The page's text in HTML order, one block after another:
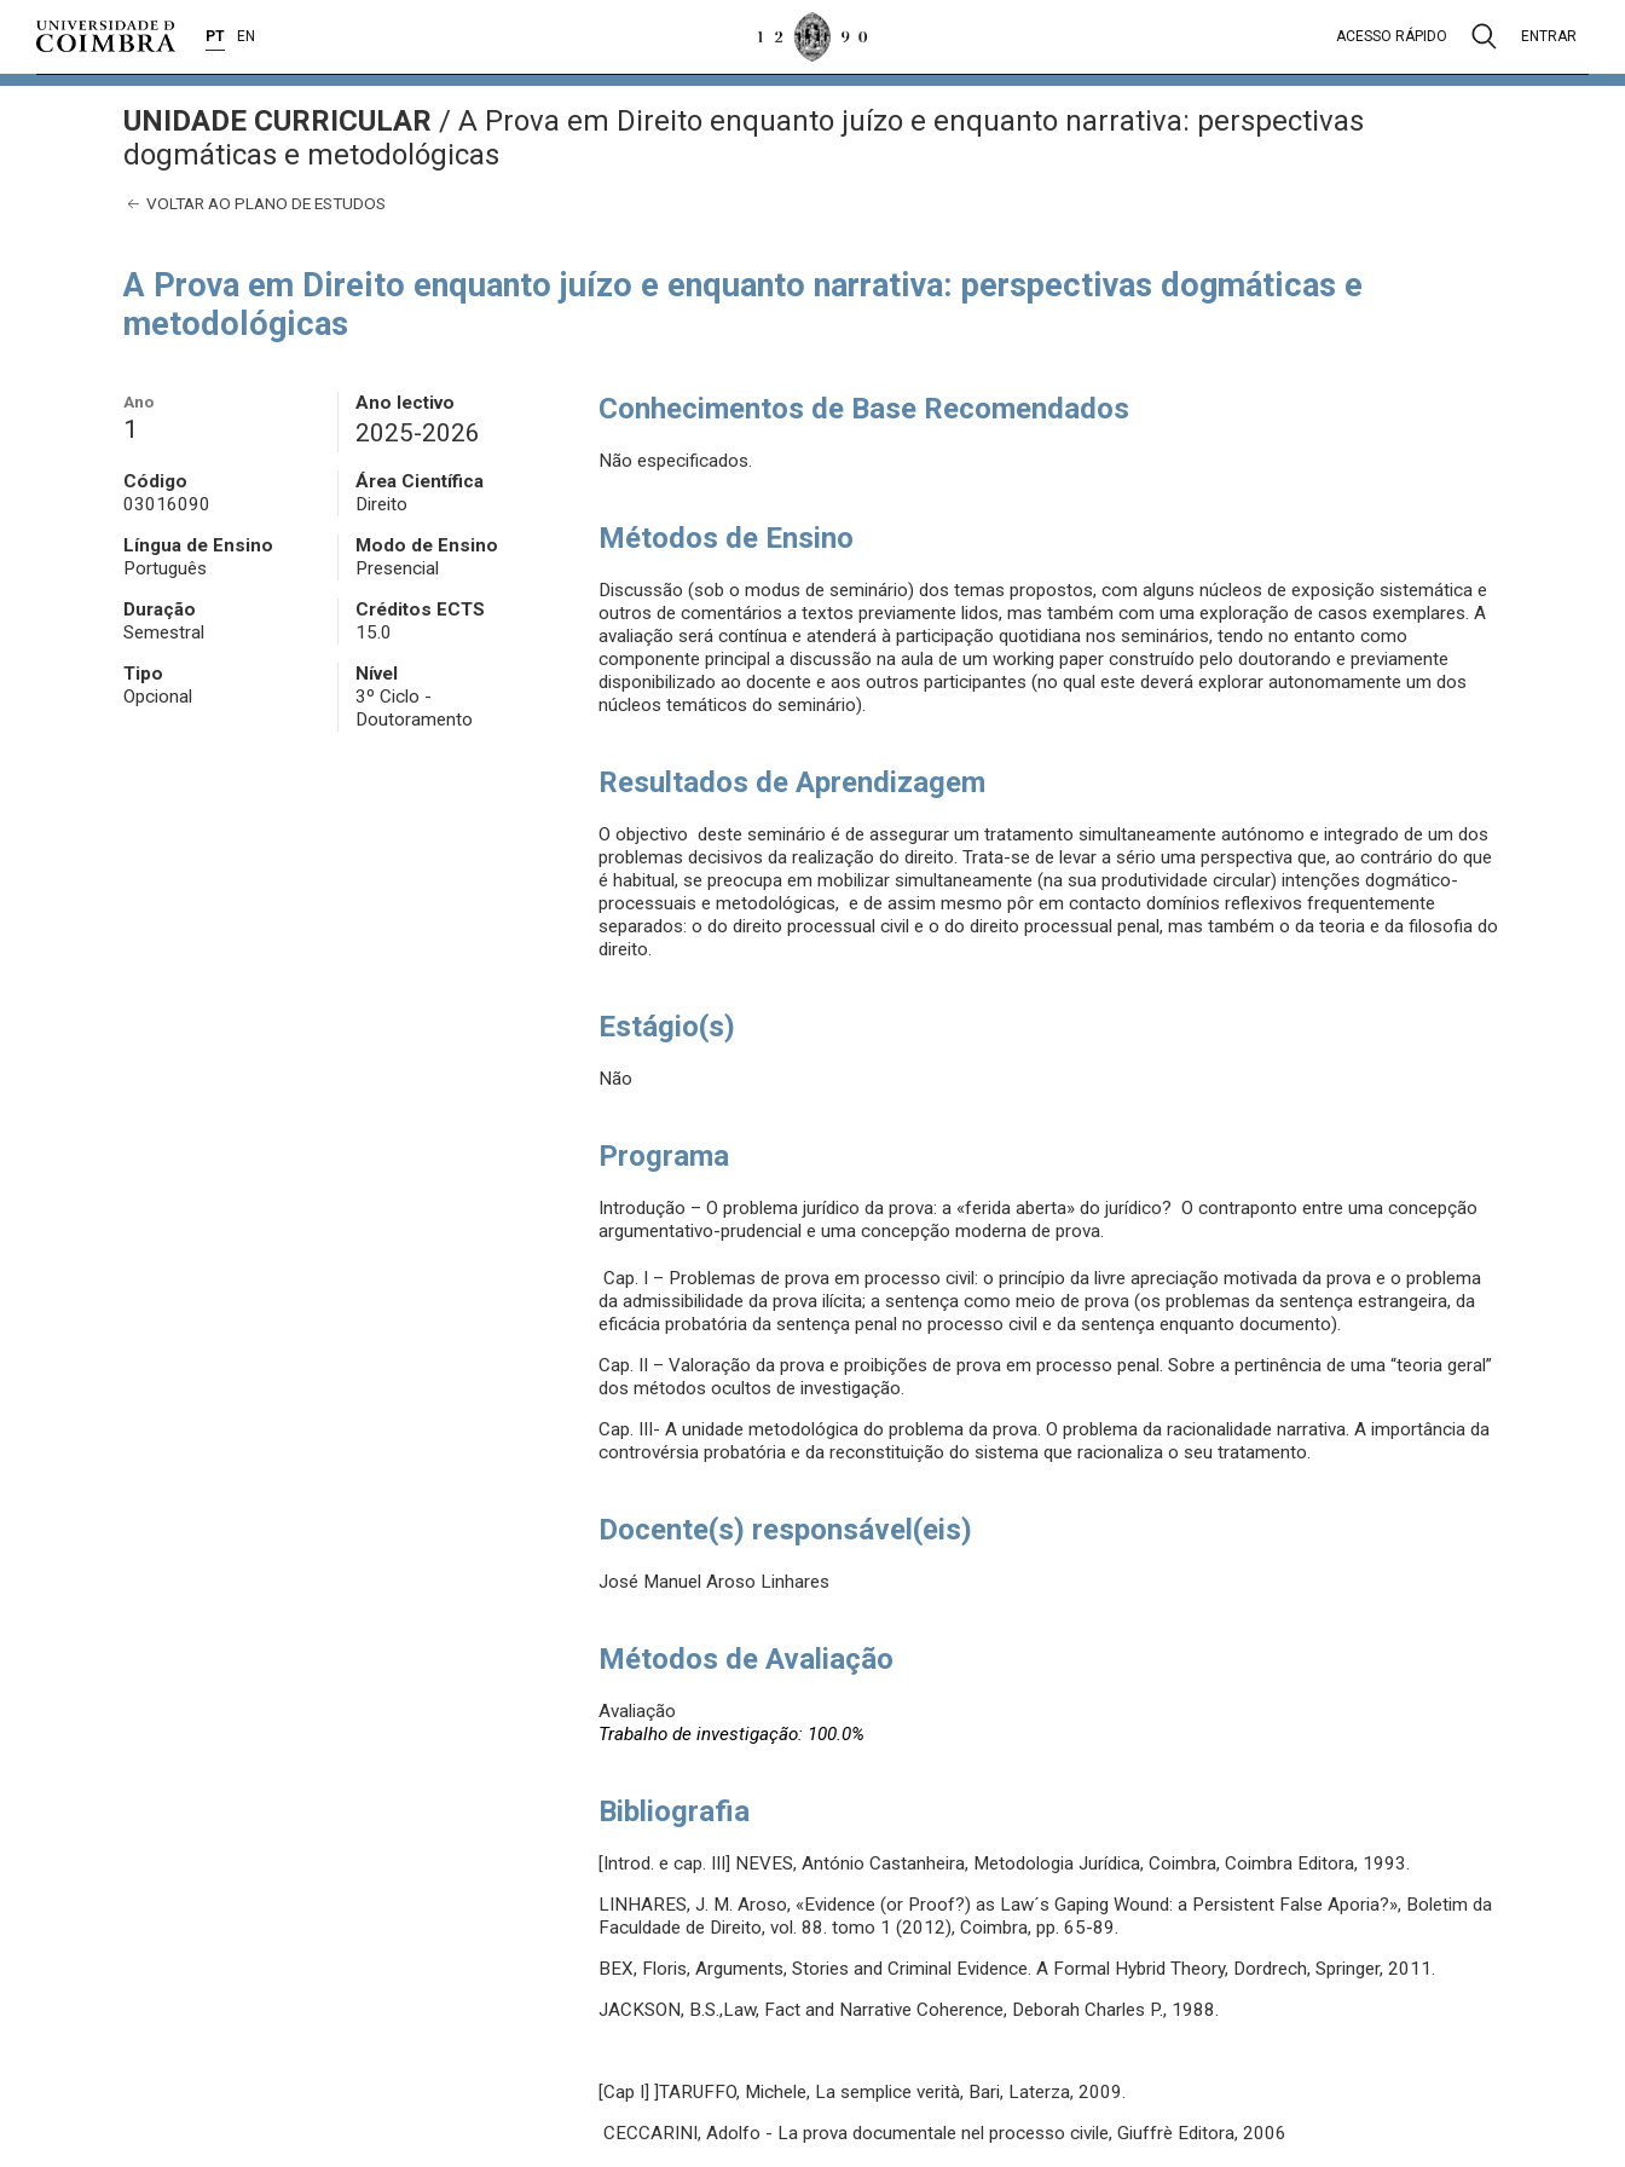
PT EN ACESSO RÁPIDO ENTRAR
UNIDADE CURRICULAR / A Prova em Direito enquanto juízo e enquanto narrativa: perspectivas
dogmáticas e metodológicas
VOLTAR AO PLANO DE ESTUDOS
A Prova em Direito enquanto juízo e enquanto narrativa: perspectivas dogmáticas e
metodológicas
Ano
1
Ano lectivo
2025-2026
Código
03016090
Área Científica
Direito
Língua de Ensino
Português
Modo de Ensino
Presencial
Duração
Semestral
Créditos ECTS
15.0
Tipo
Opcional
Nível
3º Ciclo -
Doutoramento
Conhecimentos de Base Recomendados
Não especificados.
Métodos de Ensino
Discussão (sob o modus de seminário) dos temas propostos, com alguns núcleos de exposição sistemática e
outros de comentários a textos previamente lidos, mas também com uma exploração de casos exemplares. A
avaliação será contínua e atenderá à participação quotidiana nos seminários, tendo no entanto como
componente principal a discussão na aula de um working paper construído pelo doutorando e previamente
disponibilizado ao docente e aos outros participantes (no qual este deverá explorar autonomamente um dos
núcleos temáticos do seminário).
Resultados de Aprendizagem
O objectivo deste seminário é de assegurar um tratamento simultaneamente autónomo e integrado de um dos
problemas decisivos da realização do direito. Trata-se de levar a sério uma perspectiva que, ao contrário do que
é habitual, se preocupa em mobilizar simultaneamente (na sua produtividade circular) intenções dogmático-
processuais e metodológicas, e de assim mesmo pôr em contacto domínios reflexivos frequentemente
separados: o do direito processual civil e o do direito processual penal, mas também o da teoria e da filosofia do
direito.
Estágio(s)
Não
Programa
Introdução – O problema jurídico da prova: a «ferida aberta» do jurídico? O contraponto entre uma concepção
argumentativo-prudencial e uma concepção moderna de prova.
Cap. I – Problemas de prova em processo civil: o princípio da livre apreciação motivada da prova e o problema
da admissibilidade da prova ilícita; a sentença como meio de prova (os problemas da sentença estrangeira, da
eficácia probatória da sentença penal no processo civil e da sentença enquanto documento).
Cap. II – Valoração da prova e proibições de prova em processo penal. Sobre a pertinência de uma “teoria geral”
dos métodos ocultos de investigação.
Cap. III- A unidade metodológica do problema da prova. O problema da racionalidade narrativa. A importância da
controvérsia probatória e da reconstituição do sistema que racionaliza o seu tratamento.
Docente(s) responsável(eis)
José Manuel Aroso Linhares
Métodos de Avaliação
Avaliação
Trabalho de investigação: 100.0%
Bibliografia
[Introd. e cap. III] NEVES, António Castanheira, Metodologia Jurídica, Coimbra, Coimbra Editora, 1993.
LINHARES, J. M. Aroso, «Evidence (or Proof?) as Law´s Gaping Wound: a Persistent False Aporia?», Boletim da
Faculdade de Direito, vol. 88. tomo 1 (2012), Coimbra, pp. 65-89.
BEX, Floris, Arguments, Stories and Criminal Evidence. A Formal Hybrid Theory, Dordrech, Springer, 2011.
JACKSON, B.S.,Law, Fact and Narrative Coherence, Deborah Charles P., 1988.
[Cap I] ]TARUFFO, Michele, La semplice verità, Bari, Laterza, 2009.
CECCARINI, Adolfo - La prova documentale nel processo civile, Giuffrè Editora, 2006